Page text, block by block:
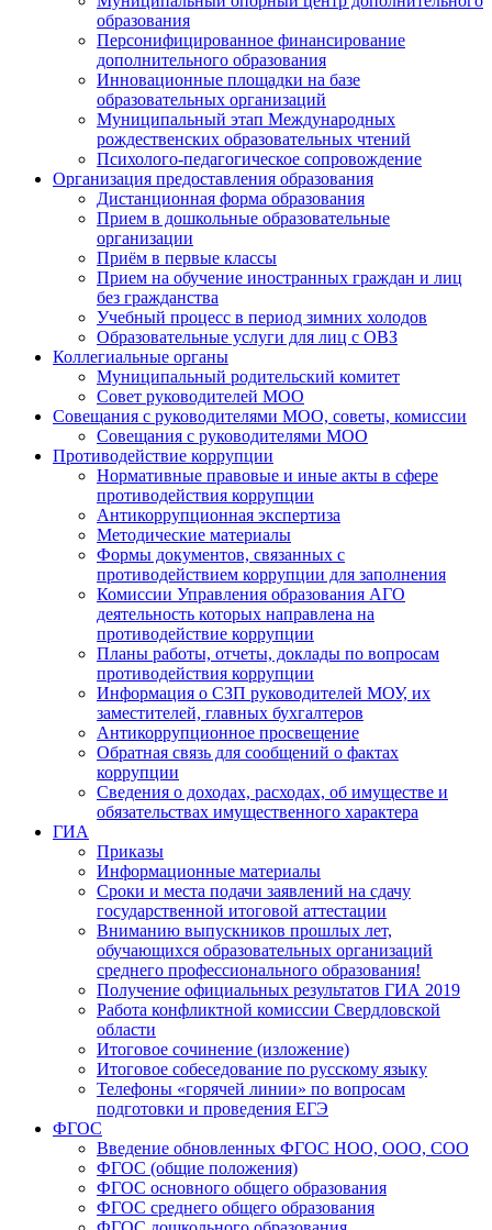
образования
Персонифицированное финансирование
дополнительного образования
Инновационные площадки на базе
образовательных организаций
Муниципальный этап Международных
рождественских образовательных чтений
Психолого-педагогическое сопровождение
Организация предоставления образования
Дистанционная форма образования
Прием в дошкольные образовательные
организации
Приём в первые классы
Прием на обучение иностранных граждан и лиц
без гражданства
Учебный процесс в период зимних холодов
Образовательные услуги для лиц с ОВЗ
Коллегиальные органы
Муниципальный родительский комитет
Совет руководителей МОО
Совещания с руководителями МОО, советы, комиссии
Совещания с руководителями МОО
Противодействие коррупции
Нормативные правовые и иные акты в сфере
противодействия коррупции
Антикоррупционная экспертиза
Методические материалы
Формы документов, связанных с
противодействием коррупции для заполнения
Комиссии Управления образования АГО
деятельность которых направлена на
противодействие коррупции
Планы работы, отчеты, доклады по вопросам
противодействия коррупции
Информация о СЗП руководителей МОУ, их
заместителей, главных бухгалтеров
Антикоррупционное просвещение
Обратная связь для сообщений о фактах
коррупции
Сведения о доходах, расходах, об имуществе и
обязательствах имущественного характера
ГИА
Приказы
Информационные материалы
Сроки и места подачи заявлений на сдачу
государственной итоговой аттестации
Вниманию выпускников прошлых лет,
обучающихся образовательных организаций
среднего профессионального образования!
Получение официальных результатов ГИА 2019
Работа конфликтной комиссии Свердловской
области
Итоговое сочинение (изложение)
Итоговое собеседование по русскому языку
Телефоны «горячей линии» по вопросам
подготовки и проведения ЕГЭ
ФГОС
Введение обновленных ФГОС НОО, ООО, СОО
ФГОС (общие положения)
ФГОС основного общего образования
ФГОС среднего общего образования